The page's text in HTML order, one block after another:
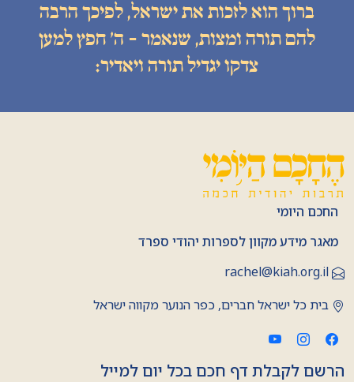
ברוך הוא לזכות את ישראל, לפיכך הרבה
להם תורה ומצות, שנאמר - ה׳ חפץ למען
צדקו יגדיל תורה ויאדיר:
החכם היומי
מאגר מידע מקוון לספרות יהודי ספרד
rachel@kiah.org.il
בית כל ישראל חברים, כפר הנוער מקווה ישראל
הרשם לקבלת דף חכם בכל יום למייל